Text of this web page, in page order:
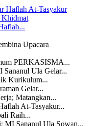
Upacara
PERKASISMA...
Sananul Ula Gelar...
Kurikulum...
Gelar...
Matangkan...
At-Tasyakur...
Raih...
MI Sananul Ula Sowan...